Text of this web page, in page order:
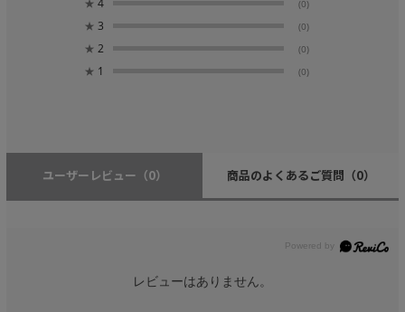
(0)
★ 3 (0)
★ 2 (0)
★ 1 (0)
ユーザーレビュー （0） 商品のよくあるご質問 （0）
レビューはありません。